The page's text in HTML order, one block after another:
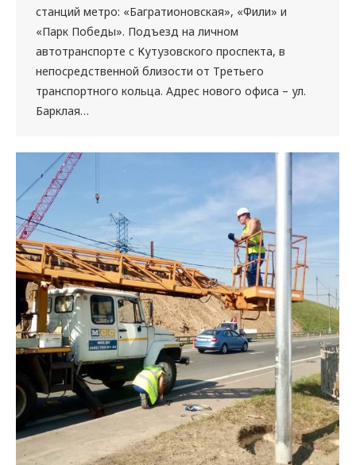
станций метро: «Багратионовская», «Фили» и
«Парк Победы». Подъезд на личном
автотранспорте с Кутузовского проспекта, в
непосредственной близости от Третьего
транспортного кольца. Адрес нового офиса – ул.
Барклая…